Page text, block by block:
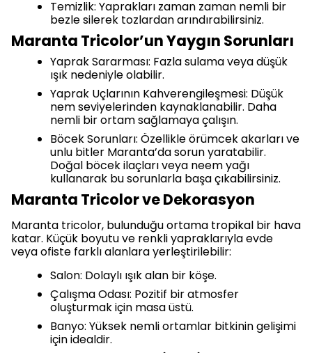
Temizlik: Yaprakları zaman zaman nemli bir
bezle silerek tozlardan arındırabilirsiniz.
Maranta Tricolor’un Yaygın Sorunları
Yaprak Sararması: Fazla sulama veya düşük
ışık nedeniyle olabilir.
Yaprak Uçlarının Kahverengileşmesi: Düşük
nem seviyelerinden kaynaklanabilir. Daha
nemli bir ortam sağlamaya çalışın.
Böcek Sorunları: Özellikle örümcek akarları ve
unlu bitler Maranta’da sorun yaratabilir.
Doğal böcek ilaçları veya neem yağı
kullanarak bu sorunlarla başa çıkabilirsiniz.
Maranta Tricolor ve Dekorasyon
Maranta tricolor, bulunduğu ortama tropikal bir hava
katar. Küçük boyutu ve renkli yapraklarıyla evde
veya ofiste farklı alanlara yerleştirilebilir:
Salon: Dolaylı ışık alan bir köşe.
Çalışma Odası: Pozitif bir atmosfer
oluşturmak için masa üstü.
Banyo: Yüksek nemli ortamlar bitkinin gelişimi
için idealdir.